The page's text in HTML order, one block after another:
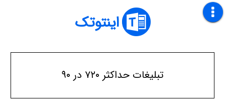
اینتوتک
تبلیغات حداکثر ۷۲۰ در ۹۰